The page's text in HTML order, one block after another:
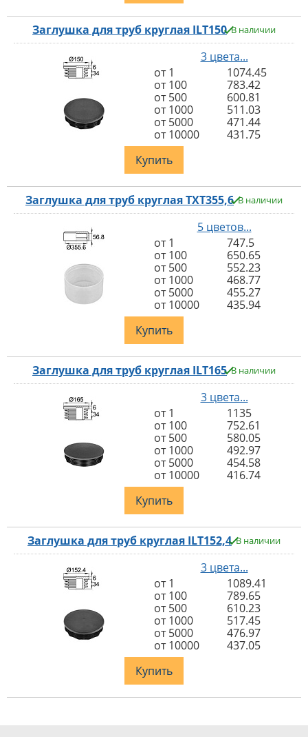
Заглушка для труб круглая ILT150 В наличии
3 цвета...
от 1
1074.45
от 100
783.42
от 500
600.81
от 1000
511.03
от 5000
471.44
от 10000
431.75
Купить
Заглушка для труб круглая TXT355,6 В наличии
5 цветов...
от 1
747.5
от 100
650.65
от 500
552.23
от 1000
468.77
от 5000
455.27
от 10000
435.94
Купить
Заглушка для труб круглая ILT165 В наличии
3 цвета...
от 1
1135
от 100
752.61
от 500
580.05
от 1000
492.97
от 5000
454.58
от 10000
416.74
Купить
Заглушка для труб круглая ILT152,4 В наличии
3 цвета...
от 1
1089.41
от 100
789.65
от 500
610.23
от 1000
517.45
от 5000
476.97
от 10000
437.05
Купить